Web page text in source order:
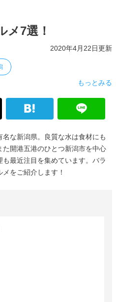
メ7選！
2020年4月22日更新
もっとみる
な新潟県。良質な水は食材にも
開港五港のひとつ新潟市を中心
最近注目を集めています。バラ
をご紹介します！